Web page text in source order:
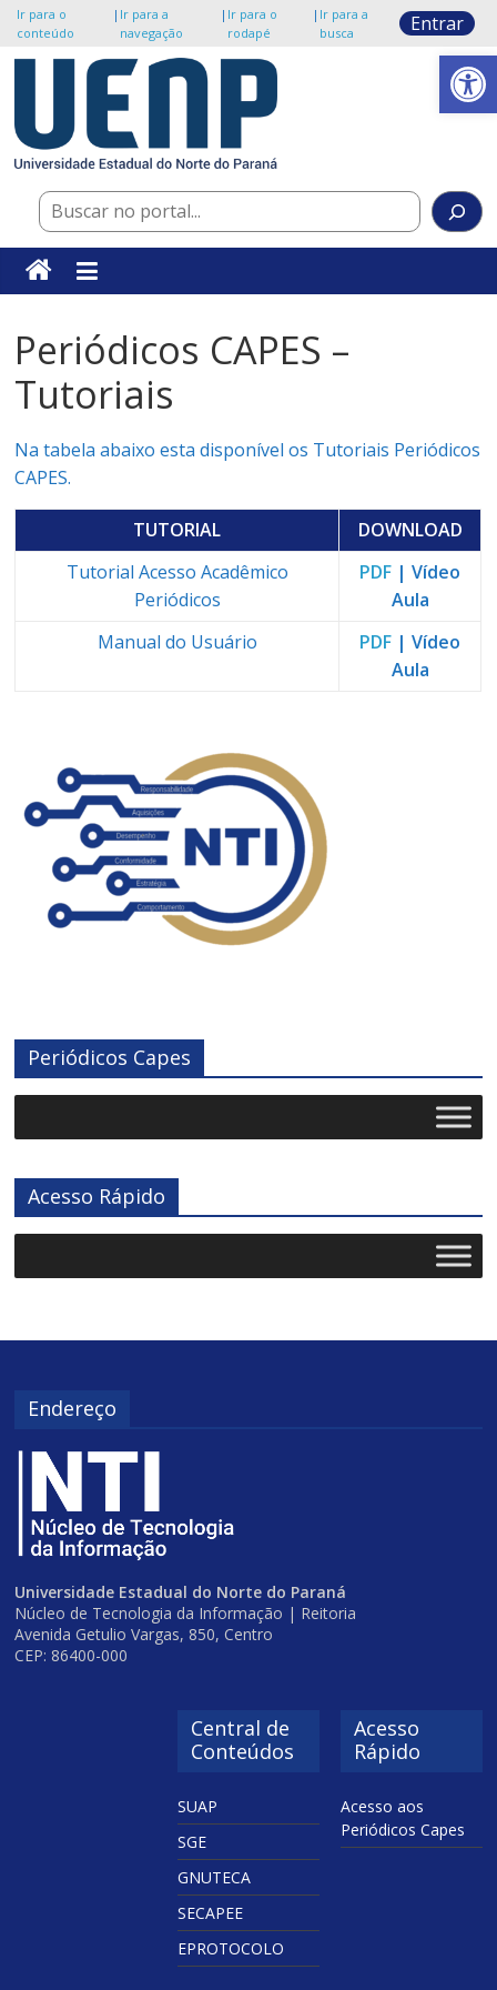
Abrir a barra de ferramentas
Ir para o
conteúdo
| Ir para a
navegação
| Ir para o
rodapé
| Ir para a
busca
Entrar
Pular
conteúdo
Portal
UENP
UENP/NTI
Periódicos CAPES –
Tutoriais
Na tabela abaixo esta disponível os Tutoriais Periódicos
CAPES.
TUTORIAL
DOWNLOAD
Tutorial Acesso Acadêmico
Periódicos
PDF | Vídeo
Aula
Manual do Usuário
PDF | Vídeo
Aula
Periódicos Capes
Acesso Rápido
Endereço
Universidade Estadual do Norte do Paraná
Núcleo de Tecnologia da Informação | Reitoria
Avenida Getulio Vargas, 850, Centro
CEP: 86400-000
Central de
Conteúdos
SUAP
SGE
GNUTECA
SECAPEE
EPROTOCOLO
Acesso
Rápido
Acesso aos
Periódicos Capes